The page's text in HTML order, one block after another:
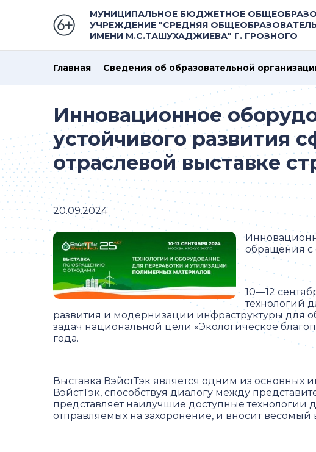
МУНИЦИПАЛЬНОЕ БЮДЖЕТНОЕ
УЧРЕЖДЕНИЕ "СРЕДНЯЯ
ИМЕНИ М.С.ТАШУХАДЖИЕВА" Г. ГРОЗНОГО
Главная Сведения об образовательной
Инновационное
устойчивого развития
отраслевой выставке
20.09.2024
обращения с
10—12
технологий
развития и модернизации инфраструктуры для
задач национальной цели «Экологическое
года.
Выставка ВэйстТэк является одним из основных
ВэйстТэк, способствуя диалогу между
представляет наилучшие доступные
отправляемых на захоронение, и вносит